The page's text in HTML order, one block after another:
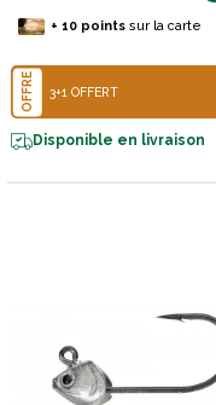
+ 10pointssur la carte
OFFRE 3+1 OFFERT
Disponible en livraison